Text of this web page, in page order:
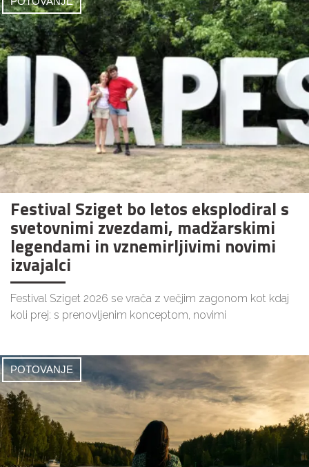
Festival Sziget bo letos eksplodiral s
svetovnimi zvezdami, madžarskimi
legendami in vznemirljivimi novimi
izvajalci
Festival Sziget 2026 se vrača z večjim zagonom kot kdaj
koli prej: s prenovljenim konceptom, novimi
POTOVANJE